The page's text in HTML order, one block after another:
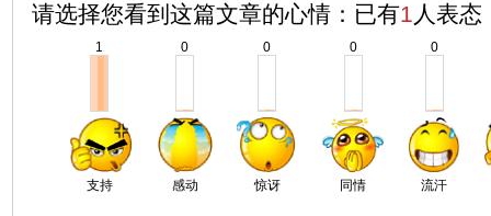
请选择您看到这篇文章的心情：已有1 人表态
1
支持
0
感动
0
惊讶
0
同情
0
流汗